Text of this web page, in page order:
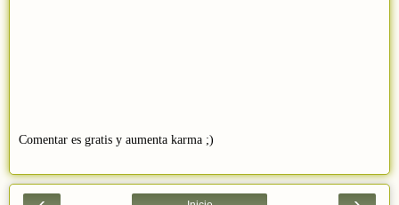
Comentar es gratis y aumenta karma ;)